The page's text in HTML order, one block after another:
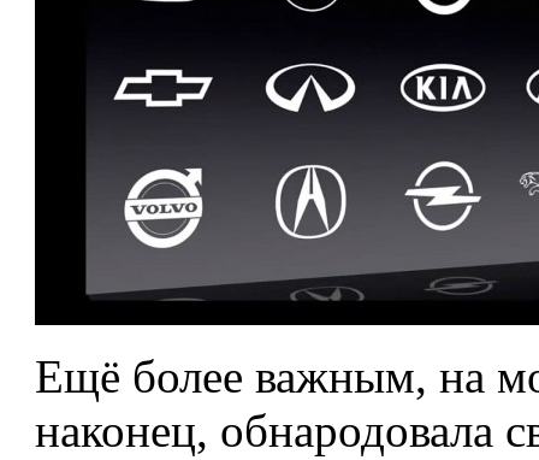
Ещё более важным, на
наконец, обнародовала